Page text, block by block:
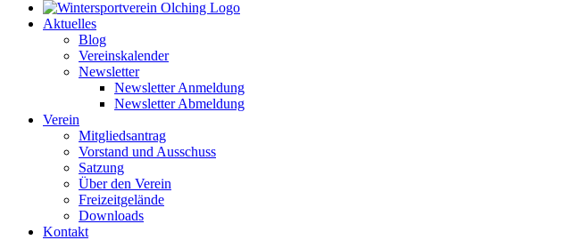
Aktuelles
Blog
Vereinskalender
Newsletter
Newsletter Anmeldung
Newsletter Abmeldung
Verein
Mitgliedsantrag
Vorstand und Ausschuss
Satzung
Über den Verein
Freizeitgelände
Downloads
Kontakt